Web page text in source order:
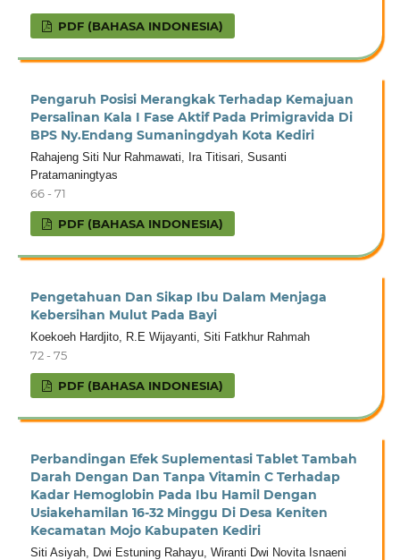
PDF (BAHASA INDONESIA)
Pengaruh Posisi Merangkak Terhadap Kemajuan
Persalinan Kala I Fase Aktif Pada Primigravida Di
BPS Ny.Endang Sumaningdyah Kota Kediri
Rahajeng Siti Nur Rahmawati, Ira Titisari, Susanti
Pratamaningtyas
66 - 71
PDF (BAHASA INDONESIA)
Pengetahuan Dan Sikap Ibu Dalam Menjaga
Kebersihan Mulut Pada Bayi
Koekoeh Hardjito, R.E Wijayanti, Siti Fatkhur Rahmah
72 - 75
PDF (BAHASA INDONESIA)
Perbandingan Efek Suplementasi Tablet Tambah
Darah Dengan Dan Tanpa Vitamin C Terhadap
Kadar Hemoglobin Pada Ibu Hamil Dengan
Usiakehamilan 16-32 Minggu Di Desa Keniten
Kecamatan Mojo Kabupaten Kediri
Siti Asiyah, Dwi Estuning Rahayu, Wiranti Dwi Novita Isnaeni